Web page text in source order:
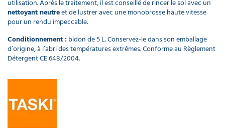
utilisation. Après le traitement, il est conseillé de rincer le sol avec un
nettoyant neutreet de lustrer avec une monobrosse haute vitesse
pour un rendu impeccable.
Conditionnement :bidon de 5 L. Conservez-le dans son emballage
d’origine, à l’abri des températures extrêmes. Conforme au Règlement
Détergent CE 648/2004.